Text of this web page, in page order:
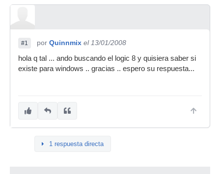
#1 por Quinnmix el 13/01/2008
hola q tal ... ando buscando el logic 8 y quisiera saber si
existe para windows .. gracias .. espero su respuesta...
1 respuesta directa